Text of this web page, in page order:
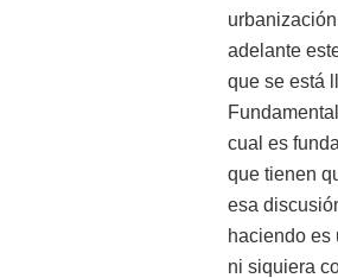
adelante
que se está
cual es
que tienen
esa
haciendo es
ni siquiera